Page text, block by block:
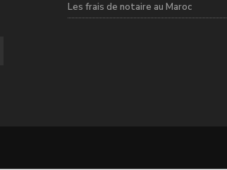
Les frais de notaire au Maroc